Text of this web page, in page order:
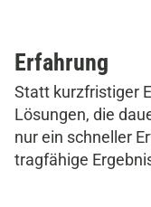
Erfahrung
Statt kurzfristiger
Lösungen, die
nur ein schneller
tragfähige